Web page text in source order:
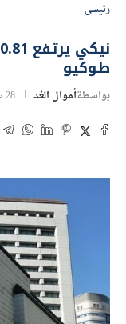
رئيسى
طوكيو
بواسطةأموال الغد 28 سبتمبر 2020 | 4:28 ص